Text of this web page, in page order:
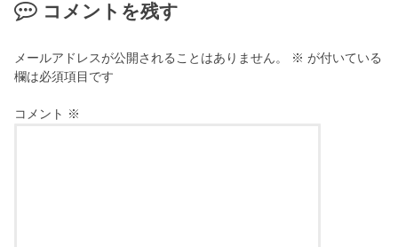
コメントを残す
メールアドレスが公開されることはありません。 ※ が付いている
欄は必須項目です
コメント ※